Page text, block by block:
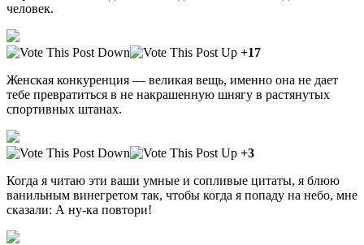
человек.
+17
Женская конкуренция — великая вещь, именно она не дает
тебе превратиться в не накрашенную шнягу в растянутых
спортивных штанах.
+3
Когда я читаю эти ваши умные и сопливые цитаты, я блюю
ванильным винегретом так, чтобы когда я попаду на небо, мне
сказали: А ну-ка повтори!